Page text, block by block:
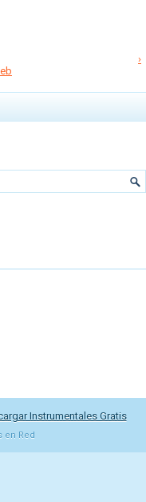
›
Instrumentales Gratis
en Red